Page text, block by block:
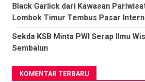
Black Garlick dari Kawasan
Lombok Timur Tembus Pasar
Sekda KSB Minta PWI Serap Ilmu
Sembalun
KOMENTAR TERBARU